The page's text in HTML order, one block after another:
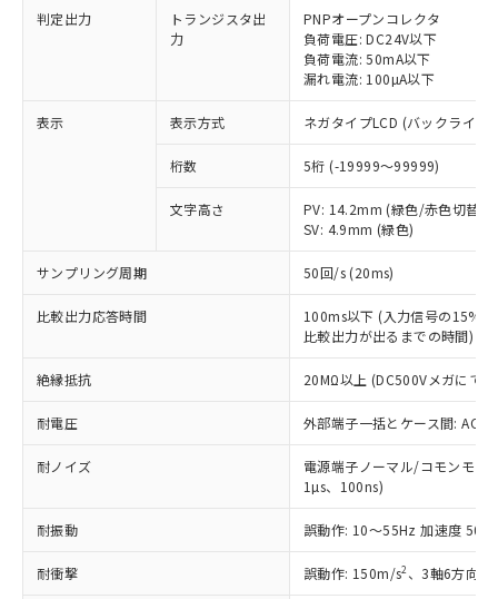
判定出力
トランジスタ出
力
PNPオープンコレクタ
負荷電圧: DC24V以下
負荷電流: 50mA以下
漏れ電流: 100µA以下
表示 表示方式 ネガタイプLCD (バックライト
桁数 5桁 (-19999～99999)
文字高さ
PV: 14.2mm (緑色/赤色切替)
SV: 4.9mm (緑色)
サンプリング周期 50回/s (20ms)
比較出力応答時間
100ms以下 (入力信号の15%
比較出力が出るまでの時間)
絶縁抵抗 20MΩ以上 (DC500Vメガにて)
耐電圧 外部端子一括とケース間:
耐ノイズ
電源端子ノーマル/コモンモ
1µs、100ns)
耐振動 誤動作: 10～55Hz 加速度
耐衝撃 誤動作: 150m/s2 、3軸6方向
以下の条件をお読みいただき、同意のうえ
本サービスは、当社制御機器事業取扱
商品の当社在庫状況および標準価格
(税抜)を提供させていただくもので
当社制御機器事業取扱商品の中には、
本サービスの対象外となる商品もある
ことをご了承ください。
在庫状況および標準価格照会結果は、
記載している更新日時点での社内デー
タに基づき作成されるものであり、閲
覧された時点での実際の在庫および標
準価格とは異なる場合があることをご
正式な納期状況および標準価格はお客
ムロン制御機器販売店・当社販売員に
オムロン制御機器販売店や当社販売拠
販売ネットワーク
」をご確認
在庫状況および標準価格結果を当社の
商品です。
対応予定なし：EU RoHS指令（10物質）の
非含有に非対応の商品で、対応品を出す予
調査・確認中：EU RoHS指令（10物質）の
非含有の対応状況を調査中または確認中の
非該当品：ライセンス料など無形物で、有
害物質有無と関係のない商品です。
仕入先様の事情により、非含有部品として
いたものが、含有品と判明した場合などや
むを得ず変更することがあります。
*EU RoHS指令（10物質）：
鉛(Pb) 1000ppm以下、 水銀(Hg) 1000ppm以下、 カド
六価クロム(Cr(Ⅵ)) 1000ppm以下、ポリ臭化ビフェニル
類(PBB) 1000ppm以下、ポリ臭化ジフェニルエーテル類
ル) (DEHP)(別名：DOP) 1000ppm以下、フタル酸ブチ
ルベンジル（BBP） 1000ppm以下、フタル酸ジブチル
（DBP） 1000ppm以下、フタル酸ジイソブチル
(DIBP) 1000ppm以下
但し、RoHS指令で産業用監視および制御機器に対する
フタル酸エステル類の４物質については閾値を超える意
図的な使用がないことを確認しています。
※1 中国RoHS○×表
「○」：最大均質材料含有率が中国RoHSの
基準値以下であることを示します。
「×」：最大均質材料含有率が中国RoHSの
基準値を超えていることを示します。
「－」：未確認です。当社販売部門へお問
*中国RoHS10物質の基準値 (GB/T26572)：
Pb(鉛) :1000ppm、 Hg(水銀) : 1000ppm、 Cd(カドミウ
ム) : 100ppm、
DBP(フタル酸ジブチル) : 1000ppm、 DIBP(フタル酸ジ
イソブチル) : 1000ppm、 BBP(フタル酸ブチルベンジ
ル) : 1000ppm、
DEHP(フタル酸ビス(2-エチルヘキシル)) : 1000ppm
為替および外国貿易法に定める商品
（以下｢規制貨物等」という）を輸出
または国外への提供する場合は、日本
国政府の輸出許可(または役務取引許
可)を取得するなどの必要な手続きを
当社は規制貨物を破棄する場合は、完
全に破砕するなど、違法に輸出されな
いよう必要な手段を講じます。
当社は貴社製品を、核兵器、ミサイ
武器並びにこれらの製造装置等に一切
当社は、貴社製品を第三者に販売する
一定数以上の在庫あり
一定数には満たないが在庫あり
在庫なし(最新の在庫状況につ
いては、お客様のお取引先、ま
たはお客様担当のオムロン制御
機器販売店・当社販売員にご確